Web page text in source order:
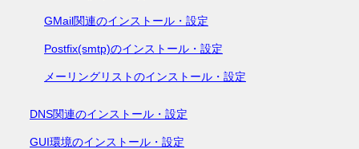
GMail関連のインストール・設定
Postfix(smtp)のインストール・設定
メーリングリストのインストール・設定
DNS関連のインストール・設定
GUI環境のインストール・設定